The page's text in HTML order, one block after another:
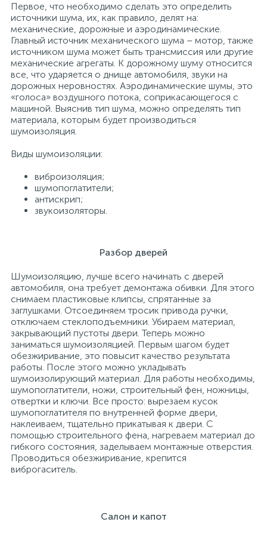
Первое, что необходимо сделать это определить
источники шума, их, как правило, делят на:
механические, дорожные и аэродинамические.
Главный источник механического шума – мотор, также
источником шума может быть трансмиссия или другие
механические агрегаты. К дорожному шуму относится
все, что ударяется о днище автомобиля, звуки на
дорожных неровностях. Аэродинамические шумы, это
«голоса» воздушного потока, соприкасающегося с
машиной. Выяснив тип шума, можно определять тип
материала, которым будет производиться
шумоизоляция.
Виды шумоизоляции:
виброизоляция;
шумопоглатители;
антискрип;
звукоизоляторы.
Разбор дверей
Шумоизоляцию, лучше всего начинать с дверей
автомобиля, она требует демонтажа обивки. Для этого
снимаем пластиковые клипсы, спрятанные за
заглушками. Отсоединяем тросик привода ручки,
отключаем стеклоподъемники. Убираем материал,
закрывающий пустоты двери. Теперь можно
заниматься шумоизоляцией. Первым шагом будет
обезжиривание, это повысит качество результата
работы. После этого можно укладывать
шумоизолирующий материал. Для работы необходимы,
шумопоглатители, ножи, строительный фен, ножницы,
отвертки и ключи. Все просто: вырезаем кусок
шумопоглатителя по внутренней форме двери,
наклеиваем, тщательно прикатывая к двери. С
помощью строительного фена, нагреваем материал до
гибкого состояния, заделываем монтажные отверстия.
Проводиться обезжиривание, крепится
виброгаситель.
Салон и капот